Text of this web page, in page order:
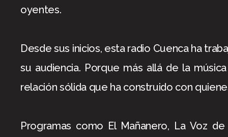
oyentes.
Desde sus inicios, esta radio Cuenca ha
su audiencia. Porque más allá de la
relación sólida que ha construido con
Programas como El Mañanero, La Voz